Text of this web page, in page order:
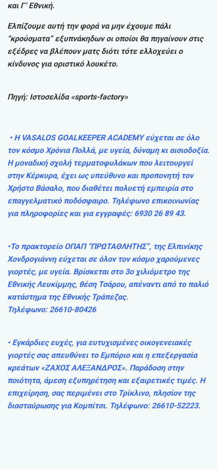
και Γ’ Εθνική.
Ελπίζουμε αυτή την φορά να μην έχουμε πάλι
“κρούσματα” εξυπνάκηδων οι οποίοι θα πηγαίνουν στις
εξέδρες να βλέπουν ματς διότι τότε ελλοχεύει ο
κίνδυνος για οριστικό λουκέτο.
Πηγή: Ιστοσελίδα «sports-factory»
• Η VASALOS GOALKEEPER ACADEMY εύχεται σε όλο
τον κόσμο Χρόνια Πολλά, με υγεία, δύναμη κι αισιοδοξία.
Η μοναδική σχολή τερματοφυλάκων που λειτουργεί
στην Κέρκυρα, έχει ως υπεύθυνο και προπονητή τον
Χρήστο Βάσαλο, που διαθέτει πολυετή εμπειρία στο
επαγγελματικό ποδόσφαιρο. Τηλέφωνο επικοινωνίας
για πληροφορίες και για εγγραφές: 6930 26 89 43.
•Το πρακτορείο ΟΠΑΠ “ΠΡΩΤΑΘΛΗΤΗΣ”, της Ελπινίκης
Χονδρογιάννη εύχεται σε όλον τον κόσμο χαρούμενες
γιορτές, με υγεία. Βρίσκεται στο 3ο χιλιόμετρο της
Εθνικής Λευκίμμης, θέση Τσάρου, απέναντι από το παλιό
κατάστημα της Εθνικής Τράπεζας.
Τηλέφωνο: 26610-80426
• Εγκάρδιες ευχές, για ευτυχισμένες οικογενειακές
γιορτές σας απευθύνει το Εμπόριο και η επεξεργασία
κρεάτων «ΖΑΧΟΣ ΑΛΕΞΑΝΔΡΟΣ». Παράδοση στην
ποιότητα, άμεση εξυπηρέτηση και εξαιρετικές τιμές. Η
επιχείρηση, σας περιμένει στο Τρίκλινο, πλησίον της
διασταύρωσης για Κομπίτσι. Τηλέφωνο: 26610-52223.